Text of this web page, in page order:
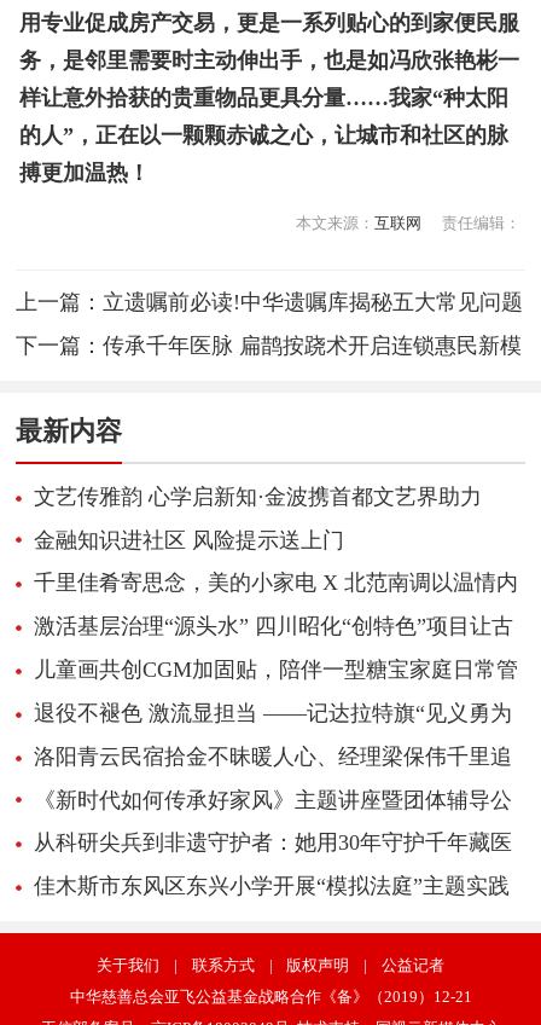
用专业促成房产交易，更是一系列贴心的到家便民服
务，是邻里需要时主动伸出手，也是如冯欣张艳彬一
样让意外拾获的贵重物品更具分量……我家“种太阳
的人”，正在以一颗颗赤诚之心，让城市和社区的脉
搏更加温热！
本文来源： 互联网 责任编辑：
上一篇： 立遗嘱前必读!中华遗嘱库揭秘五大常见问题
下一篇：传承千年医脉 扁鹊按跷术开启连锁惠民新模
最新内容
文艺传雅韵 心学启新知·金波携首都文艺界助力
《心学感悟录》新书推广
金融知识进社区 风险提示送上门
千里佳肴寄思念，美的小家电 X 北范南调以温情内
容引爆超1700万播放
激活基层治理“源头水” 四川昭化“创特色”项目让古
城民俗“活”起来
儿童画共创CGM加固贴，陪伴一型糖宝家庭日常管
理退役不褪色 激流显担当 ——记达拉特旗“见义勇为
先进个人”边志峰
洛阳青云民宿拾金不昧暖人心、经理梁保伟千里追
还失物获赞
《新时代如何传承好家风》主题讲座暨团体辅导公
益活动
从科研尖兵到非遗守护者：她用30年守护千年藏医
学传承
佳木斯市东风区东兴小学开展“模拟法庭”主题实践
活动
关于我们 | 联系方式 | 版权声明 |
公益记者
中华慈善总会亚飞公益基金战略合作《备》（2019）12-21